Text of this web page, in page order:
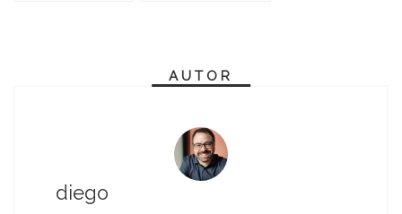
AUTOR
diego